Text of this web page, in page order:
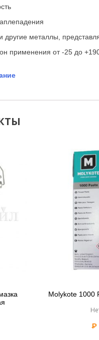
другие металлы,
применения от -25 до
Molykote 1000
₽